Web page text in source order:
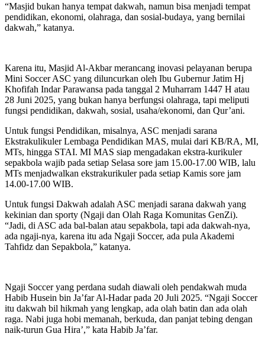
“Masjid bukan hanya tempat dakwah, namun bisa menjadi tempat
pendidikan, ekonomi, olahraga, dan sosial-budaya, yang bernilai
dakwah,” katanya.
Karena itu, Masjid Al-Akbar merancang inovasi pelayanan berupa
Mini Soccer ASC yang diluncurkan oleh Ibu Gubernur Jatim Hj
Khofifah Indar Parawansa pada tanggal 2 Muharram 1447 H atau
28 Juni 2025, yang bukan hanya berfungsi olahraga, tapi meliputi
fungsi pendidikan, dakwah, sosial, usaha/ekonomi, dan Qur’ani.
Untuk fungsi Pendidikan, misalnya, ASC menjadi sarana
Ekstrakulikuler Lembaga Pendidikan MAS, mulai dari KB/RA, MI,
MTs, hingga STAI. MI MAS siap mengadakan ekstra-kurikuler
sepakbola wajib pada setiap Selasa sore jam 15.00-17.00 WIB, lalu
MTs menjadwalkan ekstrakurikuler pada setiap Kamis sore jam
14.00-17.00 WIB.
Untuk fungsi Dakwah adalah ASC menjadi sarana dakwah yang
kekinian dan sporty (Ngaji dan Olah Raga Komunitas GenZi).
“Jadi, di ASC ada bal-balan atau sepakbola, tapi ada dakwah-nya,
ada ngaji-nya, karena itu ada Ngaji Soccer, ada pula Akademi
Tahfidz dan Sepakbola,” katanya.
Ngaji Soccer yang perdana sudah diawali oleh pendakwah muda
Habib Husein bin Ja’far Al-Hadar pada 20 Juli 2025. “Ngaji Soccer
itu dakwah bil hikmah yang lengkap, ada olah batin dan ada olah
raga. Nabi juga hobi memanah, berkuda, dan panjat tebing dengan
naik-turun Gua Hira’,” kata Habib Ja’far.